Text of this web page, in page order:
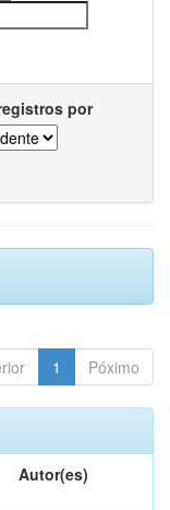
por
1 Póximo
Autor(es)